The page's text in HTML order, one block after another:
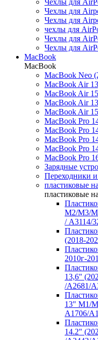
Чехлы для
Чехлы для
Чехлы для
чехлы для
Чехлы для
Чехлы для
MacBook
MacBook
MacBook Neo
MacBook Air
MacBook Air
MacBook Air
MacBook Air
MacBook Pro
MacBook Pro
MacBook Pro
MacBook Pro
MacBook Pro
Зарядные
Переходники
пластиковые
пластиковые
M2/M3/
/ А3114/
(2018-
2010г-
13,6"
/A2681/
13" M1/
А1706/
14.2"